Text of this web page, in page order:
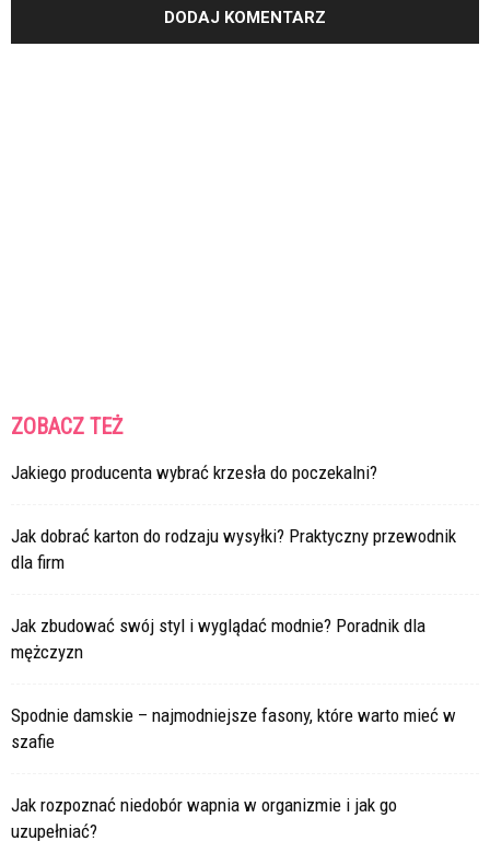
ZOBACZ TEŻ
Jakiego producenta wybrać krzesła do poczekalni?
Jak dobrać karton do rodzaju wysyłki? Praktyczny przewodnik
dla firm
Jak zbudować swój styl i wyglądać modnie? Poradnik dla
mężczyzn
Spodnie damskie – najmodniejsze fasony, które warto mieć w
szafie
Jak rozpoznać niedobór wapnia w organizmie i jak go
uzupełniać?